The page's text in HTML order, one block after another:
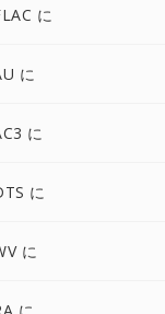
に
に
に
に
に